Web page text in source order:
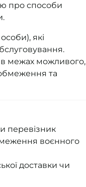
про способи
які
в межах можливого,
та
перевізник
воєнного
доставки чи